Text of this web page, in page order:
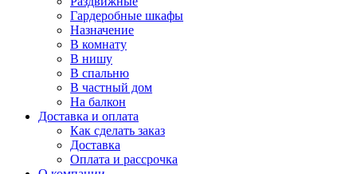
Гардеробные шкафы
Назначение
В комнату
В нишу
В спальню
В частный дом
На балкон
Доставка и оплата
Как сделать заказ
Доставка
Оплата и рассрочка